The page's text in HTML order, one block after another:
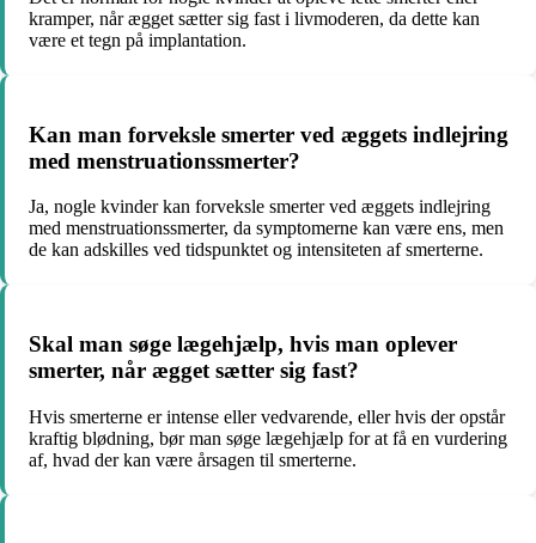
kramper, når ægget sætter sig fast i livmoderen, da dette kan
være et tegn på implantation.
Kan man forveksle smerter ved æggets indlejring
med menstruationssmerter?
Ja, nogle kvinder kan forveksle smerter ved æggets indlejring
med menstruationssmerter, da symptomerne kan være ens, men
de kan adskilles ved tidspunktet og intensiteten af smerterne.
Skal man søge lægehjælp, hvis man oplever
smerter, når ægget sætter sig fast?
Hvis smerterne er intense eller vedvarende, eller hvis der opstår
kraftig blødning, bør man søge lægehjælp for at få en vurdering
af, hvad der kan være årsagen til smerterne.